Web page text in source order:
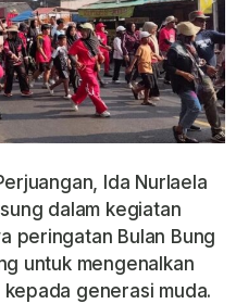
Ida Nurlaela
dalam kegiatan
peringatan Bulan Bung
untuk mengenalkan
generasi muda.